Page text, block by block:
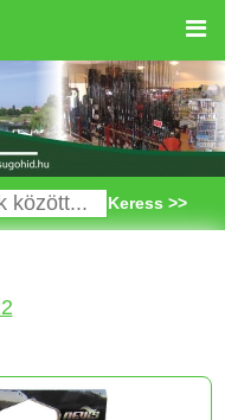
Keress >>